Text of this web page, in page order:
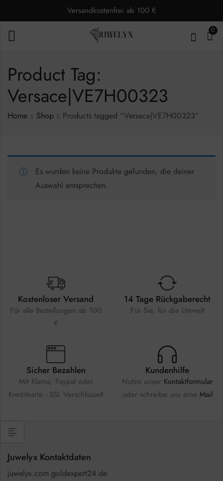
Versandkostenfrei ab 100 €
0
Product Tag:
Versace|VE7H00323
Home Shop Products tagged “Versace|VE7H00323”
Es wurden keine Produkte gefunden, die deiner
Auswahl entsprechen.
Kostenloser Versand
Für alle Bestellungen ab 100
€
14 Tage Rückgaberecht
Für Sie, für die Umwelt
Sicher Bezahlen
Mit Klarna, Paypal oder
Kreditkarte - SSL Verschlüsselt
Kundenhilfe
Nutze unser Kontaktformular
oder schreibe uns eine Mail
Juwelyx Kontaktdaten
juwelyx.com goldexpert24.de